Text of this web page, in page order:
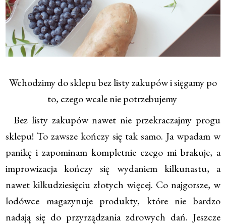
Wchodzimy do sklepu bez listy zakupów i sięgamy po
to, czego wcale nie potrzebujemy
Bez listy zakupów nawet nie przekraczajmy progu
sklepu! To zawsze kończy się tak samo. Ja wpadam w
panikę i zapominam kompletnie czego mi brakuje, a
improwizacja kończy się wydaniem kilkunastu, a
nawet kilkudziesięciu złotych więcej. Co najgorsze, w
lodówce magazynuje produkty, które nie bardzo
nadają się do przyrządzania zdrowych dań. Jeszcze